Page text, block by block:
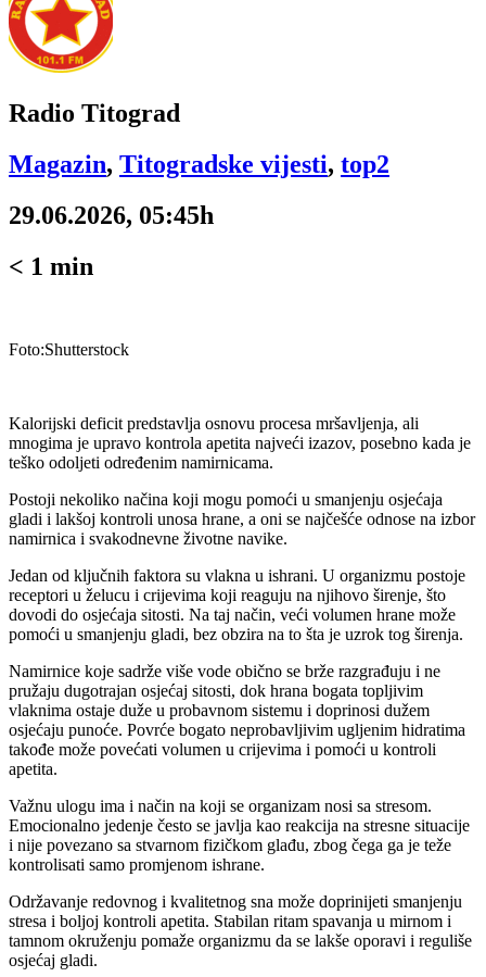
Radio Titograd
Magazin, Titogradske vijesti, top2
29.06.2026, 05:45h
< 1 min
Foto:Shutterstock
Kalorijski deficit predstavlja osnovu procesa mršavljenja, ali
mnogima je upravo kontrola apetita najveći izazov, posebno kada je
teško odoljeti određenim namirnicama.
Postoji nekoliko načina koji mogu pomoći u smanjenju osjećaja
gladi i lakšoj kontroli unosa hrane, a oni se najčešće odnose na izbor
namirnica i svakodnevne životne navike.
Jedan od ključnih faktora su vlakna u ishrani. U organizmu postoje
receptori u želucu i crijevima koji reaguju na njihovo širenje, što
dovodi do osjećaja sitosti. Na taj način, veći volumen hrane može
pomoći u smanjenju gladi, bez obzira na to šta je uzrok tog širenja.
Namirnice koje sadrže više vode obično se brže razgrađuju i ne
pružaju dugotrajan osjećaj sitosti, dok hrana bogata topljivim
vlaknima ostaje duže u probavnom sistemu i doprinosi dužem
osjećaju punoće. Povrće bogato neprobavljivim ugljenim hidratima
takođe može povećati volumen u crijevima i pomoći u kontroli
apetita.
Važnu ulogu ima i način na koji se organizam nosi sa stresom.
Emocionalno jedenje često se javlja kao reakcija na stresne situacije
i nije povezano sa stvarnom fizičkom glađu, zbog čega ga je teže
kontrolisati samo promjenom ishrane.
Održavanje redovnog i kvalitetnog sna može doprinijeti smanjenju
stresa i boljoj kontroli apetita. Stabilan ritam spavanja u mirnom i
tamnom okruženju pomaže organizmu da se lakše oporavi i reguliše
osjećaj gladi.